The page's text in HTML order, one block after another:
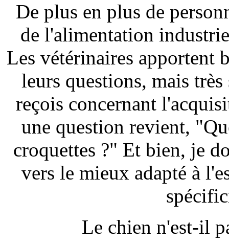
De plus en plus de
de l'alimentation
Les vétérinaires apportent
leurs questions, mais
reçois concernant
une question revient,
croquettes ?" Et bien, je
vers le mieux adapté à
Le chien n'est-il